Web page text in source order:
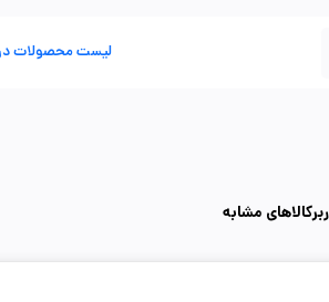
لیست محصولات
کالاهای مشابه